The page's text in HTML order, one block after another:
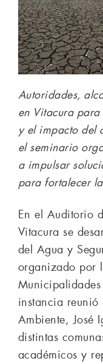
Autoridades,
en Vitacura
y el impacto del
el seminario
a impulsar
para fortalecer
En el Auditorio
Vitacura se
del Agua y
organizado por
instancia reunió
Ambiente, José
distintas
académicos y